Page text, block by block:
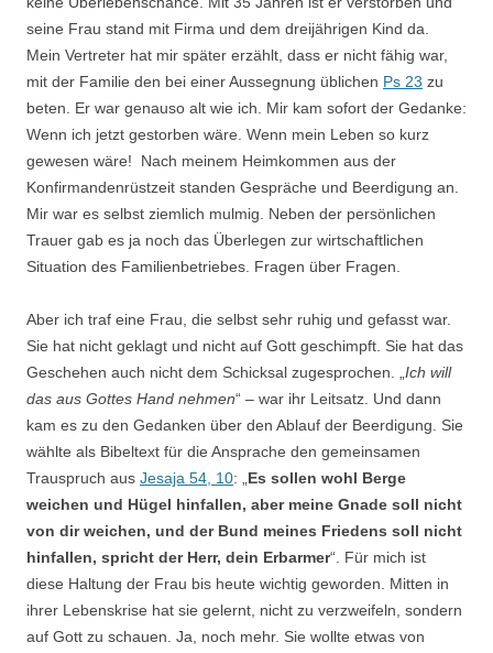
seine Frau stand mit Firma und dem dreijährigen Kind da.
Mein Vertreter hat mir später erzählt, dass er nicht fähig war,
mit der Familie den bei einer Aussegnung üblichen Ps 23 zu
beten. Er war genauso alt wie ich. Mir kam sofort der Gedanke:
Wenn ich jetzt gestorben wäre. Wenn mein Leben so kurz
gewesen wäre! Nach meinem Heimkommen aus der
Konfirmandenrüstzeit standen Gespräche und Beerdigung an.
Mir war es selbst ziemlich mulmig. Neben der persönlichen
Trauer gab es ja noch das Überlegen zur wirtschaftlichen
Situation des Familienbetriebes. Fragen über Fragen.
Aber ich traf eine Frau, die selbst sehr ruhig und gefasst war.
Sie hat nicht geklagt und nicht auf Gott geschimpft. Sie hat das
Geschehen auch nicht dem Schicksal zugesprochen. „ Ich will
das aus Gottes Hand nehmen“ – war ihr Leitsatz. Und dann
kam es zu den Gedanken über den Ablauf der Beerdigung. Sie
wählte als Bibeltext für die Ansprache den gemeinsamen
Trauspruch aus Jesaja 54, 10: „ Es sollen wohl Berge
weichen und Hügel hinfallen, aber meine Gnade soll nicht
von dir weichen, und der Bund meines Friedens soll nicht
hinfallen, spricht der Herr, dein Erbarmer“. Für mich ist
diese Haltung der Frau bis heute wichtig geworden. Mitten in
ihrer Lebenskrise hat sie gelernt, nicht zu verzweifeln, sondern
auf Gott zu schauen. Ja, noch mehr. Sie wollte etwas von